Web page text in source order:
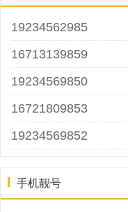
19234562985
16713139859
19234569850
16721809853
19234569852
手机靓号